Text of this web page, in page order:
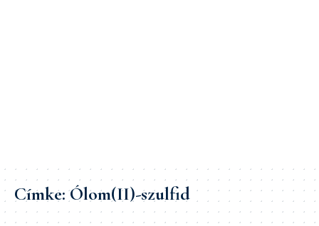
Címke:Ólom(II)-szulfid